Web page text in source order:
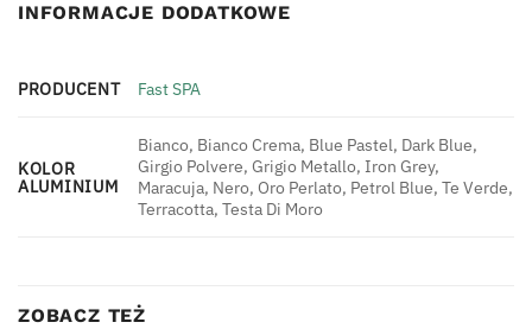
INFORMACJE DODATKOWE
PRODUCENT Fast SPA
KOLOR
ALUMINIUM
Bianco, Bianco Crema, Blue Pastel, Dark Blue,
Girgio Polvere, Grigio Metallo, Iron Grey,
Maracuja, Nero, Oro Perlato, Petrol Blue, Te Verde,
Terracotta, Testa Di Moro
ZOBACZ TEŻ